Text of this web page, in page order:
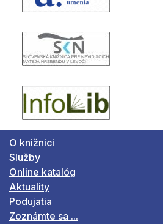
O knižnici
Služby
Online katalóg
Aktuality
Podujatia
Zoznámte sa ...